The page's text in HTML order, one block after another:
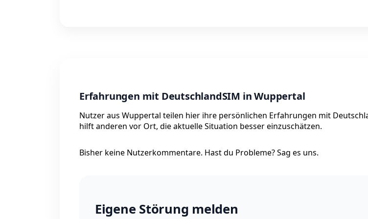
Erfahrungen mit DeutschlandSIM in Wuppertal
Nutzer aus Wuppertal teilen hier ihre persönlichen Erfahrungen mit
hilft anderen vor Ort, die aktuelle Situation besser einzuschätzen.
Bisher keine Nutzerkommentare. Hast du Probleme? Sag es uns.
Eigene Störung melden